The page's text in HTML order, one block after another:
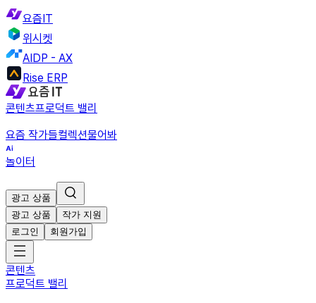
요즘IT
위시켓
AIDP - AX
Rise ERP
콘텐츠프로덕트 밸리
요즘 작가들컬렉션물어봐
놀이터
광고 상품
광고 상품
작가 지원
로그인
회원가입
콘텐츠
프로덕트 밸리